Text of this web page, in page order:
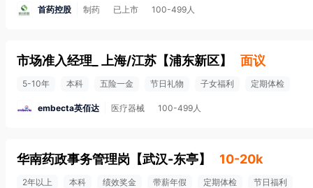
首药控股 制药 已上市 100-499人
市场准入经理_ 上海/江苏 【浦东新区】 面议
5-10年 本科 五险一金 节日礼物 子女福利 定期体检
embecta英佰达 医疗器械 100-499人
华南药政事务管理岗 【武汉-东亭】 10-20k
2年以上 本科 绩效奖金 带薪年假 定期体检 节日福利